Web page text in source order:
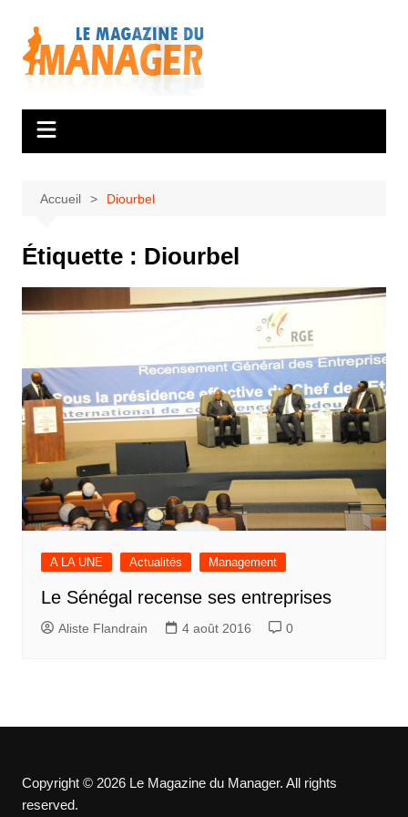
contenu
Accueil Diourbel
Étiquette : Diourbel
A LA UNE Actualités Management
Le Sénégal recense ses entreprises
Aliste Flandrain 4 août 2016 0
Copyright © 2026 Le Magazine du Manager. All rights
reserved.